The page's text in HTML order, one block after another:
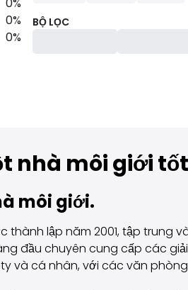
0%
0%
BỘ LỌC
nhà môi giới
môi giới.
lập năm 2001, tập trung
đầu chuyên cung cấp các
cá nhân, với các văn